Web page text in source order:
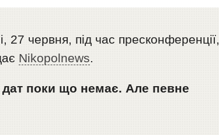
27 червня, під час пресконференції,
Nikopolnews.
поки що немає. Але певне